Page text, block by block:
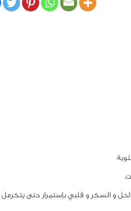
و السكر و قلبي بإستمرار حتى يتكرمل